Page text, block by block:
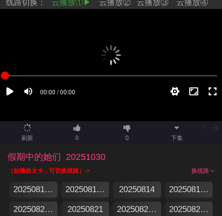
刷新 0 0 下集
假期中的她们 20251030
换线路
（如播放太卡，可切换线路）->
20250813集结篇 20250813特别企划 20250814 20250815加更版
20250820假期日记 20250821 20250822加更版 20250827假期日记